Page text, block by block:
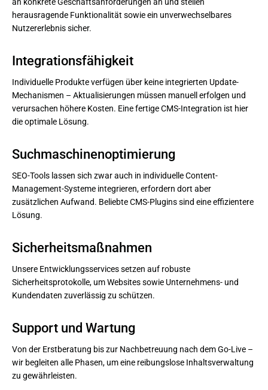
herausragende Funktionalität sowie ein unverwechselbares
Nutzererlebnis sicher.
Integrationsfähigkeit
Individuelle Produkte verfügen über keine integrierten Update-
Mechanismen – Aktualisierungen müssen manuell erfolgen und
verursachen höhere Kosten. Eine fertige CMS-Integration ist hier
die optimale Lösung.
Suchmaschinenoptimierung
SEO-Tools lassen sich zwar auch in individuelle Content-
Management-Systeme integrieren, erfordern dort aber
zusätzlichen Aufwand. Beliebte CMS-Plugins sind eine effizientere
Lösung.
Sicherheitsmaßnahmen
Unsere Entwicklungsservices setzen auf robuste
Sicherheitsprotokolle, um Websites sowie Unternehmens- und
Kundendaten zuverlässig zu schützen.
Support und Wartung
Von der Erstberatung bis zur Nachbetreuung nach dem Go-Live –
wir begleiten alle Phasen, um eine reibungslose Inhaltsverwaltung
zu gewährleisten.